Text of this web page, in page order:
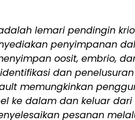
lemari pendingin
penyimpanan
oosit, embrio,
dan
memungkinkan
ke dalam dan keluar dari
pesanan